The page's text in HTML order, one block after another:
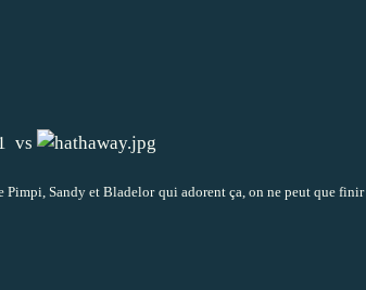
vs
Pimpi, Sandy et Bladelor qui adorent ça, on ne peut que finir